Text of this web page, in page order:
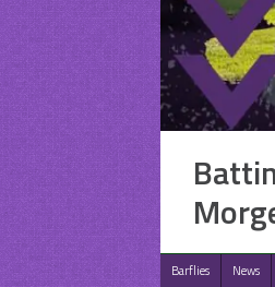
Barflies News